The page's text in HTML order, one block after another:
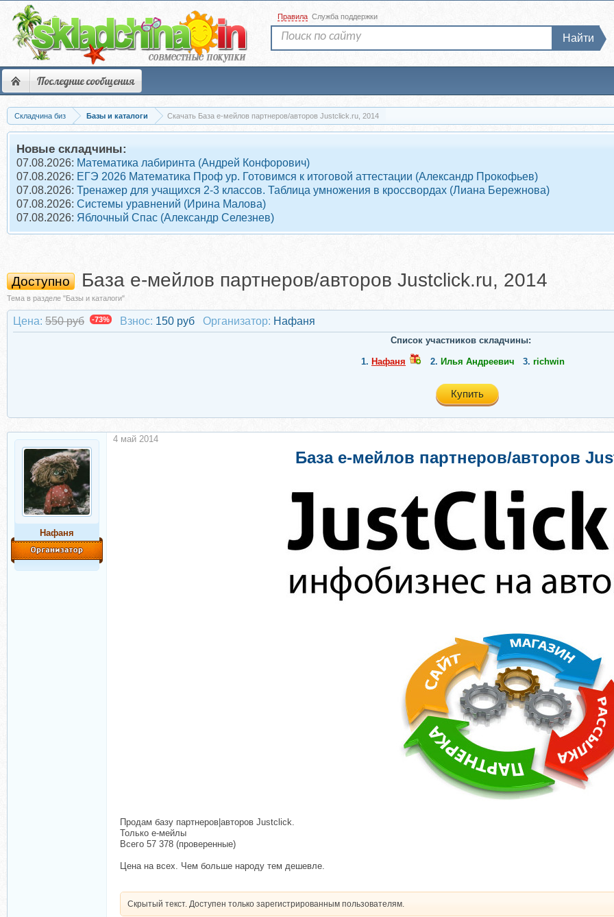
Последние сообщения
Правила Служба поддержки
Найти
Складчина биз Базы и каталоги Скачать База е-мейлов партнеров/авторов Justclick.ru, 2014
Новые складчины:
07.08.2026: Математика лабиринта (Андрей Конфорович)
07.08.2026: ЕГЭ 2026 Математика Проф ур. Готовимся к итоговой аттестации (Александр Прокофьев)
07.08.2026: Тренажер для учащихся 2-3 классов. Таблица умножения в кроссвордах (Лиана Бережнова)
07.08.2026: Системы уравнений (Ирина Малова)
07.08.2026: Яблочный Спас (Александр Селезнев)
Доступно База е-мейлов партнеров/авторов Justclick.ru, 2014
Тема в разделе "Базы и каталоги"
Цена: 550 руб -73% Взнос: 150 руб Организатор: Нафаня
Список участников складчины:
1. Нафаня 2. Илья Андреевич 3. richwin
Купить
Нафаня
База е-мейлов партнеров/авторов
Продам базу партнеров|авторов Justclick.
Только е-мейлы
Всего 57 378 (проверенные)
Цена на всех. Чем больше народу тем дешевле.
Скрытый текст. Доступен только зарегистрированным пользователям.
4 май 2014